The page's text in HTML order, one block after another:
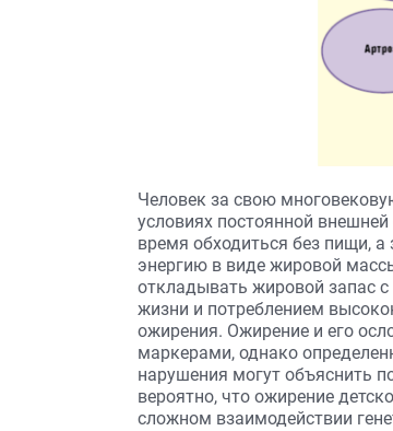
Человек за свою
условиях постоянной
время обходиться без пищи,
энергию в виде жировой
откладывать жировой запас
жизни и потреблением
ожирения. Ожирение и его
маркерами, однако
нарушения могут объяснить
вероятно, что ожирение
сложном взаимодействии